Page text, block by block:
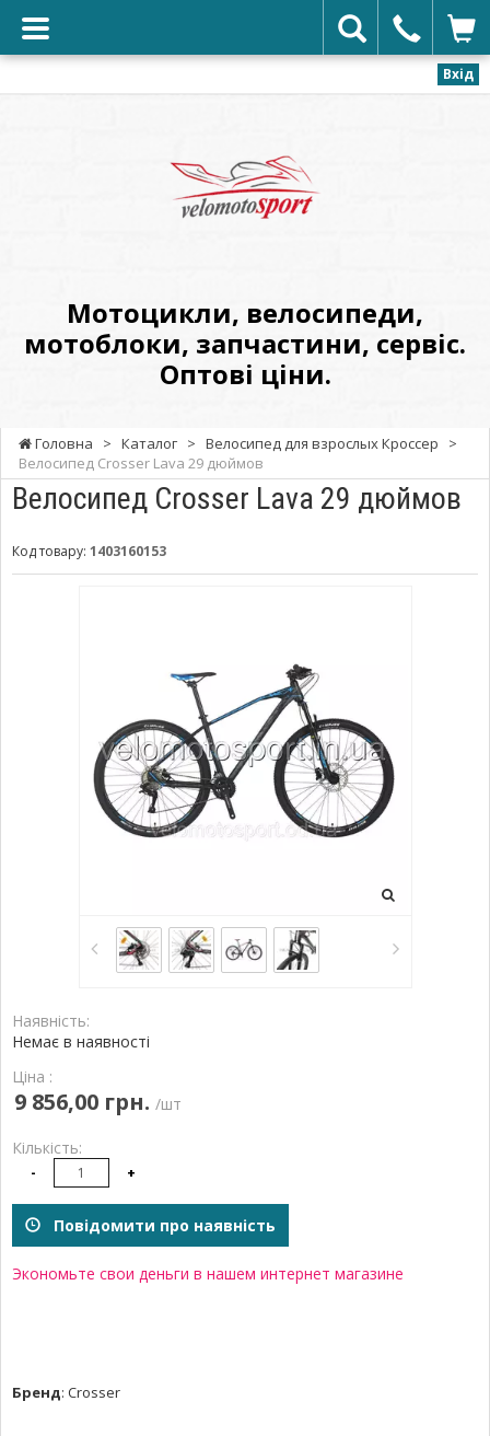
Вхід
Оптові
ціни.
Мотоцикли, велосипеди,
мотоблоки, запчастини, сервіс.
Оптові ціни.
Головна > Каталог > Велосипед для взрослых Кроссер
>
Велосипед Crosser Lava 29 дюймов
Велосипед Crosser Lava 29 дюймов
Код товару: 1403160153
Наявність:
Немає в наявності
Ціна :
9 856,00 грн. /шт
Кількість:
- +
Повідомити про наявність
Экономьте свои деньги в нашем интернет магазине
Бренд: Crosser